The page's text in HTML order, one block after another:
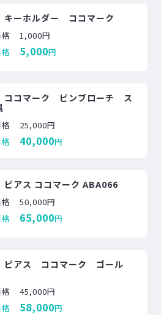
ーホルダー ココマーク
1,000円
5,000円
コマーク ピンブローチ ス
25,000円
40,000円
アス ココマーク ABA066
50,000円
65,000円
ピアス ココマーク ゴール
45,000円
58,000円